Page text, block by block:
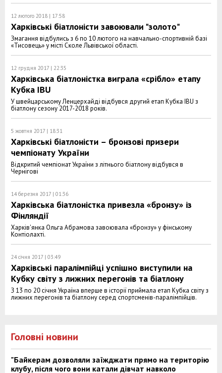
12 лютого 2018 | 17:58
Харківські біатлоністи завоювали "золото"
Змагання відбулись з 6 по 10 лютого на навчально-спортивній базі
«Тисовець» у місті Сколе Львівської області.
12 грудня 2017 | 22:35
Харківська біатлоністка виграла «срібло» етапу
Кубка IBU
У швейцарському Ленцерхайді відбувся другий етап Кубка IBU з
біатлону сезону 2017-2018 років.
5 жовтня 2017 | 18:31
Харківські біатлоністи – бронзові призери
чемпіонату України
Відкритий чемпіонат України з літнього біатлону відбувся в
Чернігові
14 березня 2017 | 01:36
Харківська біатлоністка привезла «бронзу» із
Фінляндії
Харків'янка Ольга Абрамова завоювала «бронзу» у фінському
Контіолахті.
24 січня 2017 | 03:49
Харківські паралімпійці успішно виступили на
Кубку світу з лижних перегонів та біатлону
З 13 по 20 січня Україна вперше в історії приймала етап Кубка світу з
лижних перегонів та біатлону серед спортсменів-паралімпійців.
Головні новини
"Байкерам дозволяли заїжджати прямо на територію
клубу, після чого вони катали дівчат навколо